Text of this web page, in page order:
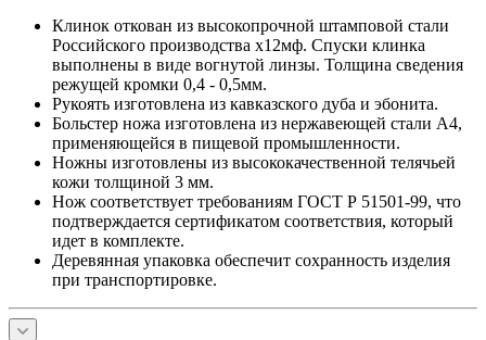
Клинок откован из высокопрочной штамповой стали
Российского производства х12мф. Спуски клинка
выполнены в виде вогнутой линзы. Толщина сведения
режущей кромки 0,4 - 0,5мм.
Рукоять изготовлена из кавказского дуба и эбонита.
Больстер ножа изготовлена из нержавеющей стали А4,
применяющейся в пищевой промышленности.
Ножны изготовлены из высококачественной телячьей
кожи толщиной 3 мм.
Нож соответствует требованиям ГОСТ Р 51501-99, что
подтверждается сертификатом соответствия, который
идет в комплекте.
Деревянная упаковка обеспечит сохранность изделия
при транспортировке.